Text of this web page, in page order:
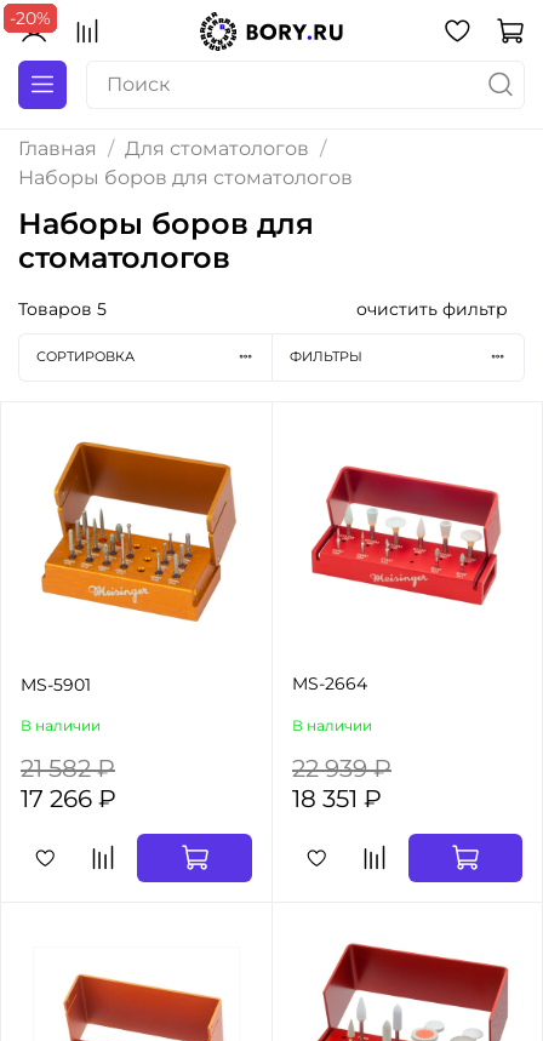
Главная
Для стоматологов
Наборы боров для стоматологов
Наборы боров для
стоматологов
Товаров 5 очистить фильтр
СОРТИРОВКА ФИЛЬТРЫ
-20%
MS-5901
В наличии
21 582 ₽
17 266 ₽
-20%
MS-2664
В наличии
22 939 ₽
18 351 ₽
-20%
-20%